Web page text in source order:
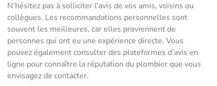
N’hésitez pas à solliciter l’avis de vos amis, voisins ou
collègues. Les recommandations personnelles sont
souvent les meilleures, car elles proviennent de
personnes qui ont eu une expérience directe. Vous
pouvez également consulter des plateformes d’avis en
ligne pour connaître la réputation du plombier que vous
envisagez de contacter.